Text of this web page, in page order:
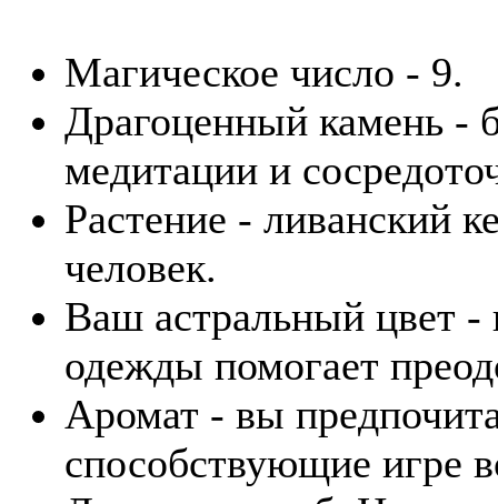
Магическое число - 9.
Драгоценный камень -
медитации и
Растение - ливанский
человек.
Ваш астральный цвет
одежды помогает
Аромат - вы
способствующие игре